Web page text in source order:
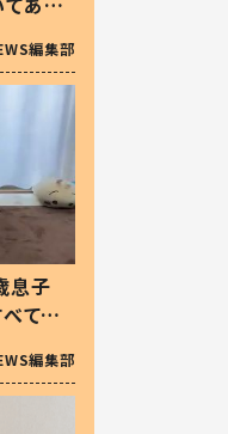
編集部
息子
べてを
許
編集部